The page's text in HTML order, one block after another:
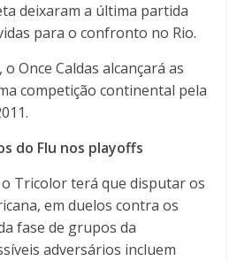
deixaram a última partida
para o confronto no Rio.
Once Caldas alcançará as
competição continental pela
do Flu nos playoffs
o Tricolor terá que disputar os
em duelos contra os
fase de grupos da
adversários incluem